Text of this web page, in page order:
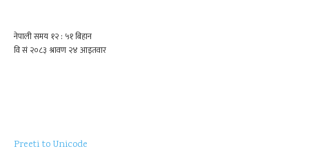
Preeti to Unicode